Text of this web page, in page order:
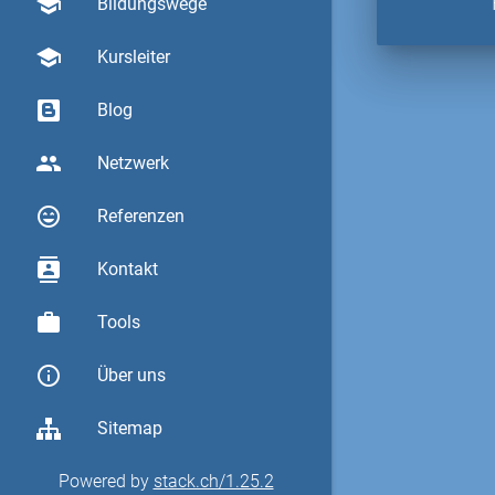
school Kursleiter
Blog
group Netzwerk
sentiment_very_satisfied Referenzen
contacts Kontakt
work Tools
info_outline Über uns
Sitemap
Powered by stack.ch/1.25.2